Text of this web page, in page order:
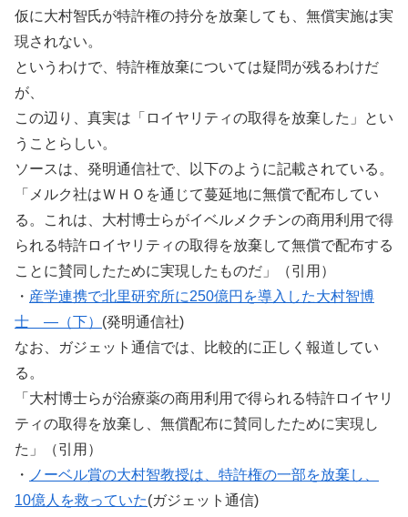
仮に大村智氏が特許権の持分を放棄しても、無償実施は実
現されない。
というわけで、特許権放棄については疑問が残るわけだ
が、
この辺り、真実は「ロイヤリティの取得を放棄した」とい
うことらしい。
ソースは、発明通信社で、以下のように記載されている。
「メルク社はＷＨＯを通じて蔓延地に無償で配布してい
る。これは、大村博士らがイベルメクチンの商用利用で得
られる特許ロイヤリティの取得を放棄して無償で配布する
ことに賛同したために実現したものだ」（引用）
・ 産学連携で北里研究所に250億円を導入した大村智博
士 ―（下） (発明通信社)
なお、ガジェット通信では、比較的に正しく報道してい
る。
「大村博士らが治療薬の商用利用で得られる特許ロイヤリ
ティの取得を放棄し、無償配布に賛同したために実現し
た」（引用）
・ ノーベル賞の大村智教授は、特許権の一部を放棄し、
10億人を救っていた(ガジェット通信)